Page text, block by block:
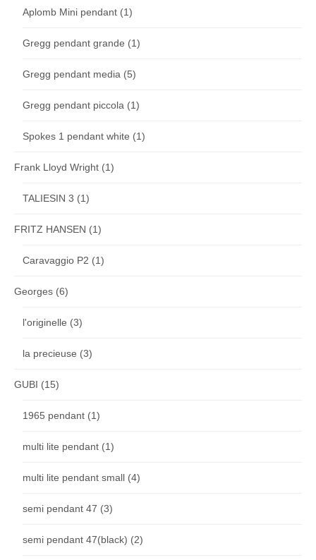
Aplomb Mini pendant (1)
Gregg pendant grande (1)
Gregg pendant media (5)
Gregg pendant piccola (1)
Spokes 1 pendant white (1)
Frank Lloyd Wright (1)
TALIESIN 3 (1)
FRITZ HANSEN (1)
Caravaggio P2 (1)
Georges (6)
l'originelle (3)
la precieuse (3)
GUBI (15)
1965 pendant (1)
multi lite pendant (1)
multi lite pendant small (4)
semi pendant 47 (3)
semi pendant 47(black) (2)